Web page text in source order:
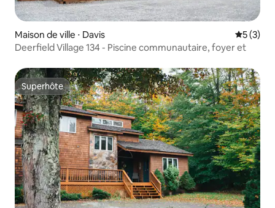
Maison de ville ⋅ Davis
5 (3)
Deerfield Village 134 - Piscine communautaire, foyer et
Superhôte
Superhôte